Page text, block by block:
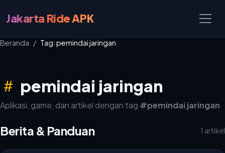
Jakarta Ride APK
Beranda Tag: pemindai jaringan
pemindai jaringan
Aplikasi, game, dan artikel dengan tag #pemindai jaringan
Berita & Panduan 1 artikel